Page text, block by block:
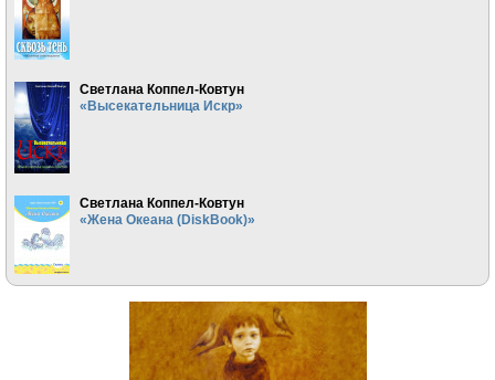
Светлана Коппел-Ковтун
«Высекательница Искр»
Светлана Коппел-Ковтун
«Жена Океана (DiskBook)»